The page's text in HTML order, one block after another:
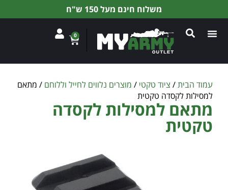
משלוח חינם מעל 150 ש"ח
0
עמוד הבית/ ציוד טקטי / מוצרים נלווים לחייל וללוחם / מתאם
למסילות לקסדה טקטית
מתאם למסילות לקסדה
טקטית